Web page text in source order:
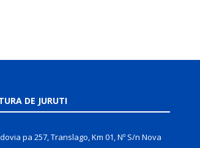
DE JURUTI
pa 257, Translago, Km 01, Nº S/n Nova